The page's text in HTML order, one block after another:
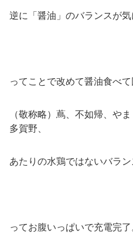
逆に「醤油」のバランスが気
ってことで改めて醤油食べて
（敬称略）蔦、不如帰、や
多賀野、
あたりの水鶏ではないバラン
ってお腹いっぱいで充電完了